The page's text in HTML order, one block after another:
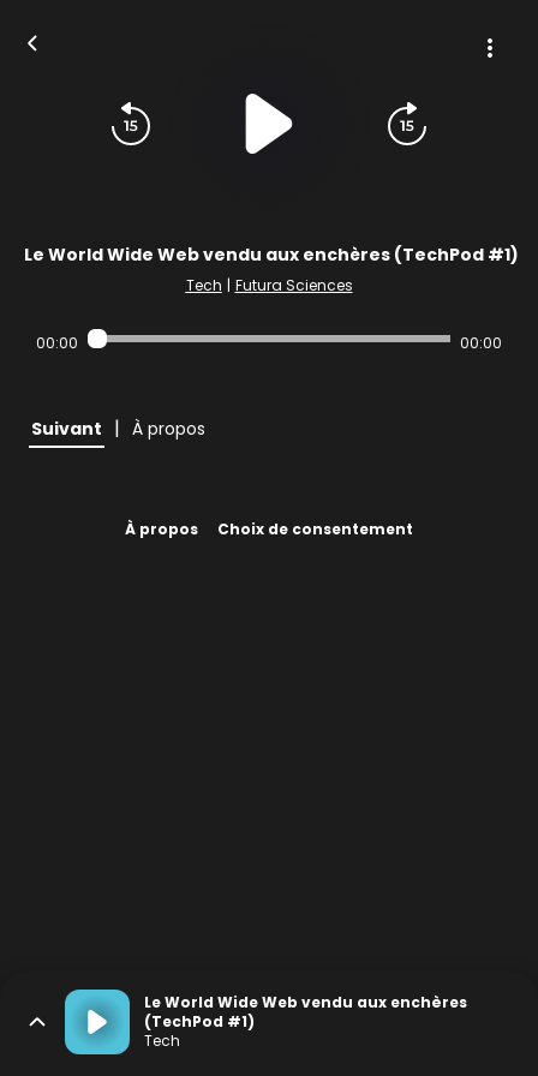
Le World Wide Web vendu aux enchères (TechPod #1)
Tech | Futura Sciences
00:00 00:00
Suivant | À propos
À propos Choix de consentement
Le World Wide Web vendu aux enchères
(TechPod #1)
Tech